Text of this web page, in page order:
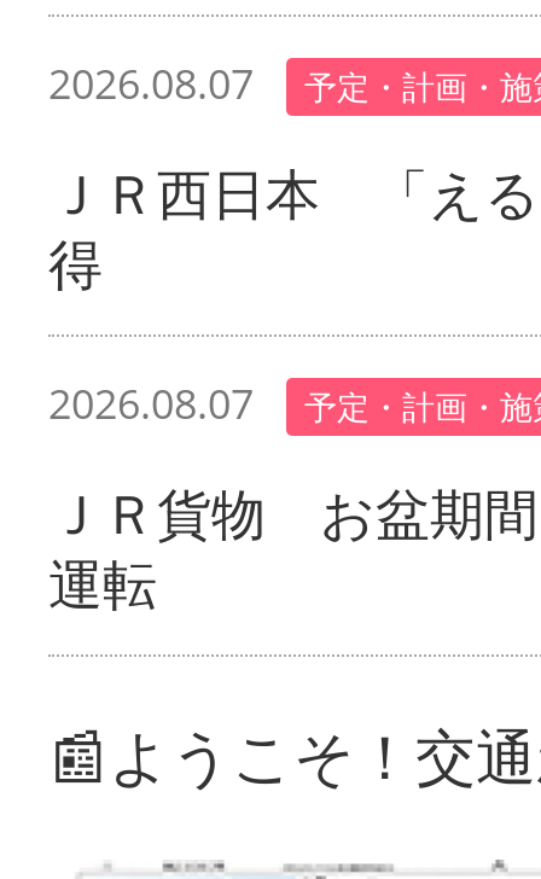
2026.08.07 予定・計画・
ＪＲ西日本 「え
得
2026.08.07 予定・計画・
ＪＲ貨物 お盆期
運転
📰ようこそ！交